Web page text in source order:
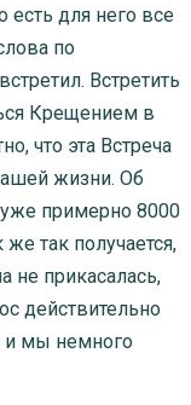
есть для него все
по
Встретить
Крещением в
что эта Встреча
жизни. Об
примерно 8000
так получается,
не прикасалась,
действительно
и мы немного